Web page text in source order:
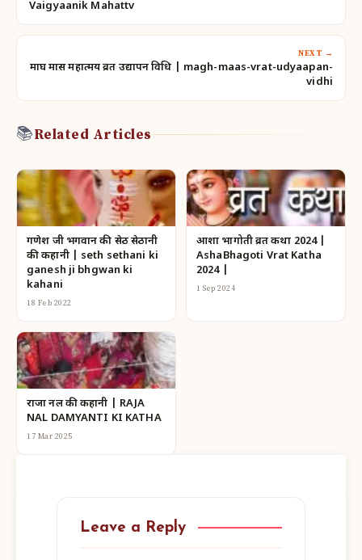
Vaigyaanik Mahattv
NEXT →
माघ मास महात्मय व्रत उद्यापन विधि | magh-maas-vrat-udyaapan-
vidhi
📚Related Articles
गणेश जी भगवान की सेठ सेठानी
की कहानी | seth sethani ki
ganesh ji bhgwan ki
kahani
18 Feb 2022
आशा भागोती व्रत कथा 2024 |
AshaBhagoti Vrat Katha
2024 |
1 Sep 2024
राजा नल की कहानी | RAJA
NAL DAMYANTI KI KATHA
17 Mar 2025
Leave a Reply